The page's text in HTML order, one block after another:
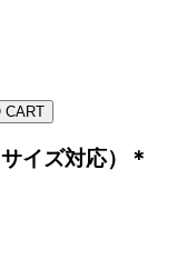
イズ対応）＊